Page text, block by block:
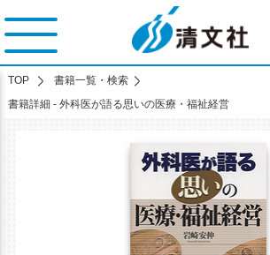
TOP
書籍一覧・検索
書籍詳細 - 外科医が語る思いの医療・福祉経営